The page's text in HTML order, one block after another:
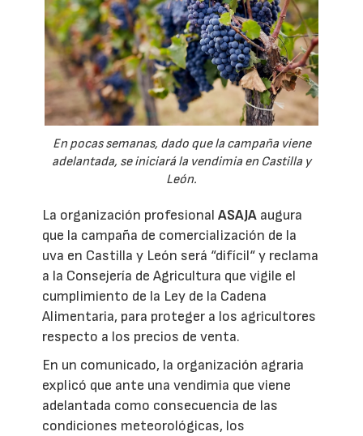
En pocas semanas, dado que la campaña viene
adelantada, se iniciará la vendimia en Castilla y
León.
La organización profesionalASAJA augura
que la campaña de comercialización de la
uva en Castilla y León será “difícil“ y reclama
a la Consejería de Agricultura que vigile el
cumplimiento de la Ley de la Cadena
Alimentaria, para proteger a los agricultores
respecto a los precios de venta.
En un comunicado, la organización agraria
explicó que ante una vendimia que viene
adelantada como consecuencia de las
condiciones meteorológicas, los